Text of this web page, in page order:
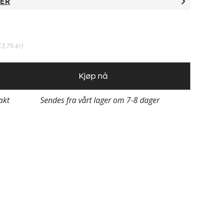
kr)
Kjøp nå
Sendes fra vårt lager om 7-8 dager